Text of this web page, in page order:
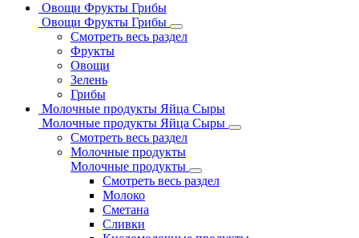
Овощи Фрукты Грибы
Овощи Фрукты Грибы
Смотреть весь раздел
Фрукты
Овощи
Зелень
Грибы
Молочные продукты Яйца Сыры
Молочные продукты Яйца Сыры
Смотреть весь раздел
Молочные продукты
Молочные продукты
Смотреть весь раздел
Молоко
Сметана
Сливки